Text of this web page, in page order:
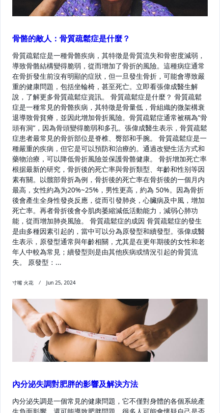
骨骼的敵人：骨質疏鬆症是什麼？
骨質疏鬆症是一種骨骼疾病，其特徵是骨質流失和骨密度減弱，
導致骨骼結構變得脆弱，從而增加了骨折的風險。這種病症通常
在骨折發生前沒有明顯的症狀，但一旦發生骨折，可能會導致嚴
重的健康問題，包括坐輪椅，甚至死亡。立即看張偉成醫生解
說，了解更多骨質疏鬆症資訊。 骨質疏鬆症是什麼？ 骨質疏鬆
症是一種常見的骨骼疾病，其特徵是骨量低，骨組織的微架構衰
退導致骨貧瘠，並因此增加骨折風險。骨質疏鬆症通常被稱為“骨
頭有洞”，因為骨頭變得脆弱和多孔。張偉成醫生表示，骨質疏鬆
症患者最常見的骨折部位是脊椎、臀部和手腕。 骨質疏鬆症是一
種嚴重的疾病，但它是可以預防和治療的。通過改變生活方式和
藥物治療，可以降低骨折風險並保護骨骼健康。 骨折增加死亡率
根据最新的研究，骨折後的死亡率與骨折類型、年齡和性别等因
素有關。以髋部骨折為例，骨折後的死亡率在骨折後的一個月内
最高，女性約為为20%~25%，男性更高，約為 50%。因為骨折
後會產生全身性發炎反應，從而引發肺炎，心臟病及中風，增加
死亡率。再者骨折後會令肌肉萎縮減低活動能力，減弱心肺功
能，從而增加肺炎風險。 骨質疏鬆症的成因 骨質疏鬆症的發生
是由多種因素引起的，當中可以分為原發型和續發型。張偉成醫
生表示，原發型通常與年齡相關，尤其是在更年期後的女性和老
年人中較為常見；續發型則是由其他疾病或情況引起的骨質流
失。 原發型：...
寸嘴 火花 Jun 25, 2024
內分泌失調對肥胖的影響及解決方法
內分泌失調是一個常見的健康問題，它不僅對身體的各個系統產